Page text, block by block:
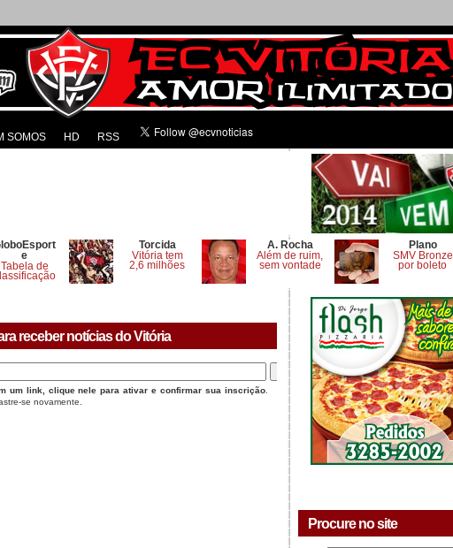
SOMOS HD RSS
e
Tabela de
Torcida
Vitória tem
2,6 milhões
A. Rocha
Além de ruim,
sem vontade
Plano
SMV Bronze
por boleto
receber notícias do Vitória
um link, clique nele para ativar e confirmar sua inscrição
se novamente.
Procure no site